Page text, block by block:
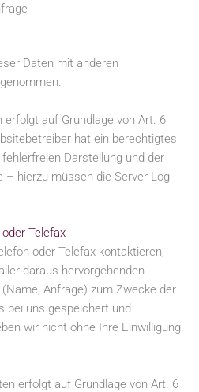
Daten mit anderen
auf Grundlage von Art. 6
hat ein berechtigtes
Darstellung und der
– hierzu müssen die Server-Log-
Telefax
oder Telefax kontaktieren,
daraus hervorgehenden
Anfrage) zum Zwecke der
bei uns gespeichert und
wir nicht ohne Ihre Einwilligung
erfolgt auf Grundlage von Art. 6